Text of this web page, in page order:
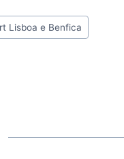
Lisboa e Benfica